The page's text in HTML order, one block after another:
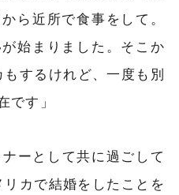
ら近所で食事をして。
始まりました。そこか
するけれど、一度も別
です」
ーとして共に過ごして
カで結婚をしたことを